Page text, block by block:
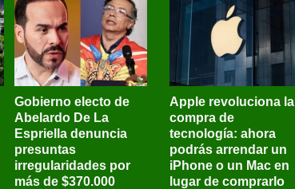
Gobierno electo de
Abelardo De La
Espriella denuncia
presuntas
irregularidades por
más de $370.000
Apple revoluciona la
compra de
tecnología: ahora
podrás arrendar un
iPhone o un Mac en
lugar de comprarlo